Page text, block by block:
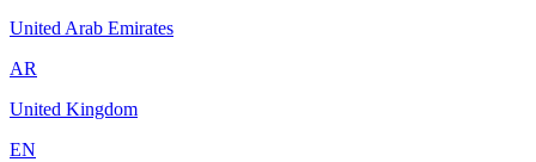
United Arab Emirates
AR
United Kingdom
EN